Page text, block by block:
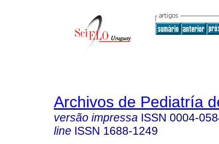
Archivos de Pediatría
versão impressa ISSN 0004-
line ISSN 1688-1249